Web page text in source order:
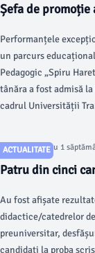
Șefa de
Performanțele
un parcurs
Pedagogic „Spiru
tânăra a fost admisă
cadrul Universității
ACTUALITATE
Articol postat cu 1
Patru din cinci
Au fost afișate
didactice/catedrelor
preuniversitar,
candidați la proba